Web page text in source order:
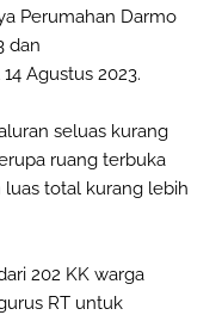
Perumahan Darmo
dan
Agustus 2023.
seluas kurang
ruang terbuka
luas total kurang lebih
202 KK warga
RT untuk